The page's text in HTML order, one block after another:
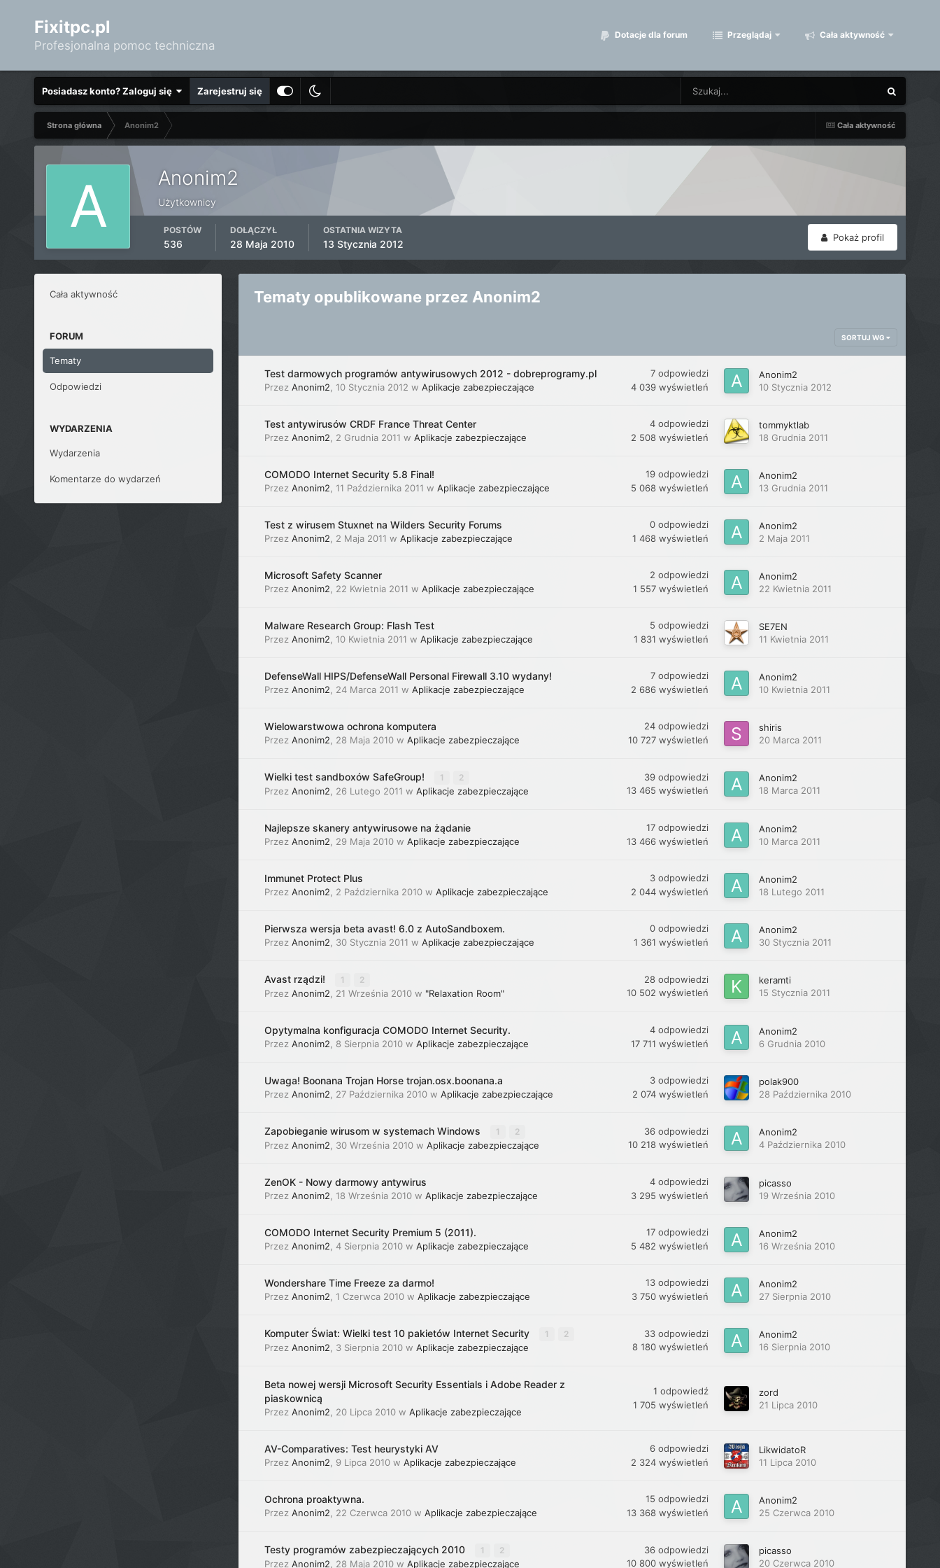
Fixitpc.pl
Profesjonalna pomoc techniczna
Dotacje dla forum Przeglądaj Cała aktywność
Posiadasz konto? Zaloguj się Zarejestruj się
Cała aktywność
Strona główna Anonim2
Anonim2
Użytkownicy
Pokaż profil
POSTÓW
536
DOŁĄCZYŁ
28 Maja 2010
OSTATNIA WIZYTA
13 Stycznia 2012
Cała aktywność
FORUM
Tematy
Odpowiedzi
WYDARZENIA
Wydarzenia
Komentarze do wydarzeń
Tematy opublikowane przez Anonim2
SORTUJ WG
Test darmowych programów antywirusowych 2012 - dobreprogramy.pl
Przez Anonim2 10 Stycznia 2012 w Aplikacje zabezpieczające
7 odpowiedzi
4 039 wyświetleń
Anonim2
10 Stycznia 2012
Test antywirusów CRDF France Threat Center
Przez Anonim2 2 Grudnia 2011 w Aplikacje zabezpieczające
4 odpowiedzi
2 508 wyświetleń
tommyktlab
18 Grudnia 2011
COMODO Internet Security 5.8 Final!
Przez Anonim2 11 Października 2011 w Aplikacje zabezpieczające
19 odpowiedzi
5 068 wyświetleń
Anonim2
13 Grudnia 2011
Test z wirusem Stuxnet na Wilders Security Forums
Przez Anonim2 2 Maja 2011 w Aplikacje zabezpieczające
0 odpowiedzi
1 468 wyświetleń
Anonim2
2 Maja 2011
Microsoft Safety Scanner
Przez Anonim2 22 Kwietnia 2011 w Aplikacje zabezpieczające
2 odpowiedzi
1 557 wyświetleń
Anonim2
22 Kwietnia 2011
Malware Research Group: Flash Test
Przez Anonim2 10 Kwietnia 2011 w Aplikacje zabezpieczające
5 odpowiedzi
1 831 wyświetleń
SE7EN
11 Kwietnia 2011
DefenseWall HIPS/DefenseWall Personal Firewall 3.10 wydany!
Przez Anonim2 24 Marca 2011 w Aplikacje zabezpieczające
7 odpowiedzi
2 686 wyświetleń
Anonim2
10 Kwietnia 2011
Wielowarstwowa ochrona komputera
Przez Anonim2 28 Maja 2010w Aplikacje zabezpieczające
24 odpowiedzi
10 727 wyświetleń
shiris
20 Marca 2011
Wielki test sandboxów SafeGroup! 1 2
Przez Anonim2 26 Lutego 2011 w Aplikacje zabezpieczające
39 odpowiedzi
13 465 wyświetleń
Anonim2
18 Marca 2011
Najlepsze skanery antywirusowe na żądanie
Przez Anonim2 29 Maja 2010w Aplikacje zabezpieczające
17 odpowiedzi
13 466 wyświetleń
Anonim2
10 Marca 2011
Immunet Protect Plus
Przez Anonim2 2 Października 2010w Aplikacje zabezpieczające
3 odpowiedzi
2 044 wyświetleń
Anonim2
18 Lutego 2011
Pierwsza wersja beta avast! 6.0 z AutoSandboxem.
Przez Anonim2 30 Stycznia 2011 w Aplikacje zabezpieczające
0 odpowiedzi
1 361 wyświetleń
Anonim2
30 Stycznia 2011
Avast rządzi! 1 2
Przez Anonim2 21 Września 2010w "Relaxation Room"
28 odpowiedzi
10 502 wyświetleń
keramti
15 Stycznia 2011
Opytymalna konfiguracja COMODO Internet Security.
Przez Anonim2 8 Sierpnia 2010w Aplikacje zabezpieczające
4 odpowiedzi
17 711 wyświetleń
Anonim2
6 Grudnia 2010
Uwaga! Boonana Trojan Horse trojan.osx.boonana.a
Przez Anonim2 27 Października 2010w Aplikacje zabezpieczające
3 odpowiedzi
2 074 wyświetleń
polak900
28 Października 2010
Zapobieganie wirusom w systemach Windows 1 2
Przez Anonim2 30 Września 2010w Aplikacje zabezpieczające
36 odpowiedzi
10 218 wyświetleń
Anonim2
4 Października 2010
ZenOK - Nowy darmowy antywirus
Przez Anonim2 18 Września 2010w Aplikacje zabezpieczające
4 odpowiedzi
3 295 wyświetleń
picasso
19 Września 2010
COMODO Internet Security Premium 5 (2011).
Przez Anonim2 4 Sierpnia 2010w Aplikacje zabezpieczające
17 odpowiedzi
5 482 wyświetleń
Anonim2
16 Września 2010
Wondershare Time Freeze za darmo!
Przez Anonim2 1 Czerwca 2010w Aplikacje zabezpieczające
13 odpowiedzi
3 750 wyświetleń
Anonim2
27 Sierpnia 2010
Komputer Świat: Wielki test 10 pakietów Internet Security 1 2
Przez Anonim2 3 Sierpnia 2010w Aplikacje zabezpieczające
33 odpowiedzi
8 180 wyświetleń
Anonim2
16 Sierpnia 2010
Beta nowej wersji Microsoft Security Essentials i Adobe Reader z
piaskownicą
Przez Anonim2 20 Lipca 2010w Aplikacje zabezpieczające
1 odpowiedź
1 705 wyświetleń
zord
21 Lipca 2010
AV-Comparatives: Test heurystyki AV
Przez Anonim2 9 Lipca 2010w Aplikacje zabezpieczające
6 odpowiedzi
2 324 wyświetleń
LikwidatoR
11 Lipca 2010
Ochrona proaktywna.
Przez Anonim2 22 Czerwca 2010w Aplikacje zabezpieczające
15 odpowiedzi
13 368 wyświetleń
Anonim2
25 Czerwca 2010
Testy programów zabezpieczających 2010 1 2
Przez Anonim2 28 Maja 2010w Aplikacje zabezpieczające
36 odpowiedzi
10 800 wyświetleń
picasso
20 Czerwca 2010